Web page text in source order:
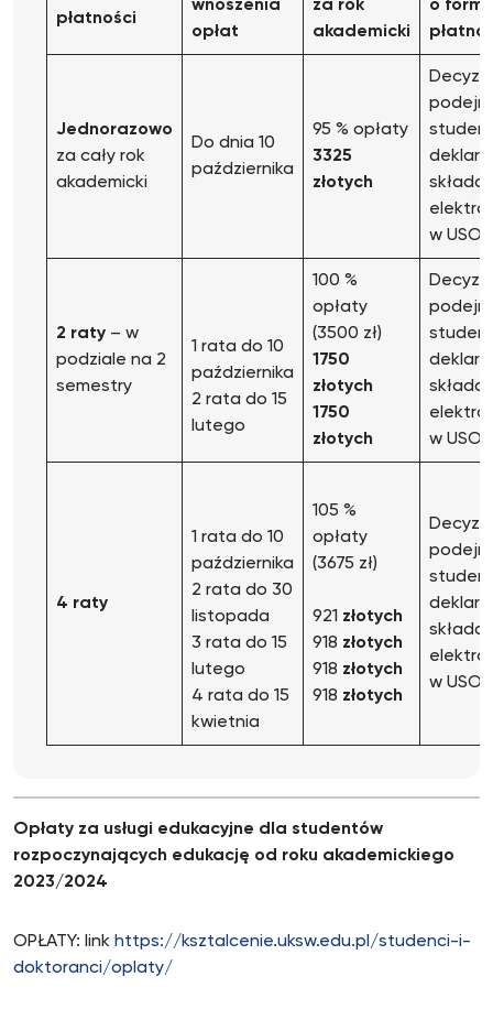
płatności
wnoszenia
opłat
za rok
akademicki
o
płatno
Jednorazowo
za cały rok
akademicki
Do dnia 10
października
95 % opłaty
3325
złotych
w USOS
2 raty – w
podziale na 2
semestry
1 rata do 10
października
2 rata do 15
lutego
100 %
opłaty
(3500 zł)
1750
złotych
1750
złotych
w USOS
4 raty
1 rata do 10
października
2 rata do 30
listopada
3 rata do 15
lutego
4 rata do 15
kwietnia
105 %
opłaty
(3675 zł)
921 złotych
918 złotych
918 złotych
918 złotych
w USOS
Opłaty za usługi edukacyjne dla studentów
rozpoczynających edukację od roku akademickiego
2023/2024
OPŁATY: link https://ksztalcenie.uksw.edu.pl/studenci-i-
doktoranci/oplaty/